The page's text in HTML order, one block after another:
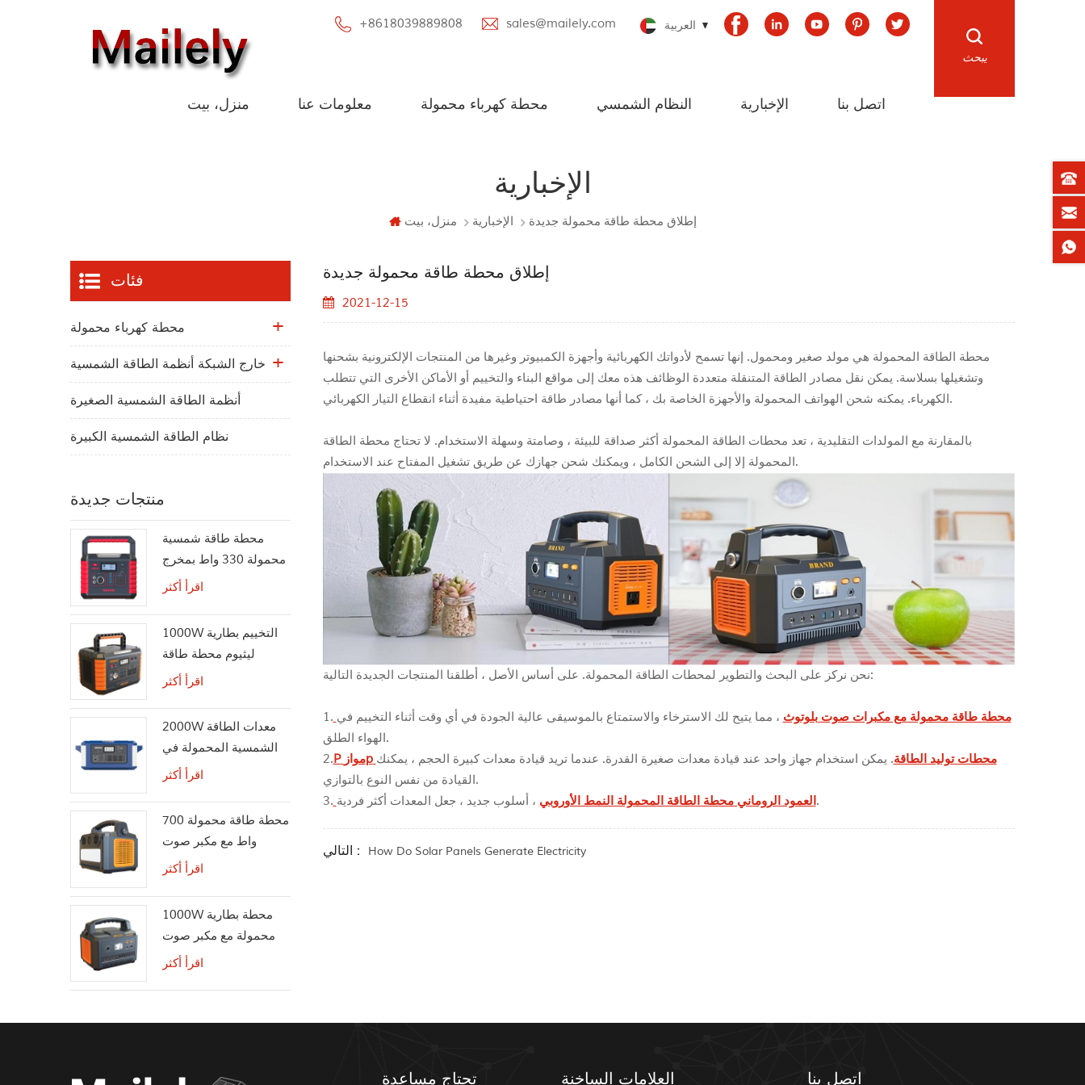
+8618039889808 sales@mailely.com العربية
يبحث
منزل، بيت معلومات عنا محطة كهرباء محمولة النظام الشمسي الإخبارية اتصل بنا
الإخبارية
منزل، بيت الإخبارية إطلاق محطة طاقة محمولة جديدة
إطلاق محطة طاقة محمولة جديدة
2021-12-15
محطة الطاقة المحمولة هي مولد صغير ومحمول. إنها تسمح لأدواتك الكهربائية وأجهزة الكمبيوتر وغيرها من المنتجات الإلكترونية بشحنها
وتشغيلها بسلاسة. يمكن نقل مصادر الطاقة المتنقلة متعددة الوظائف هذه معك إلى مواقع البناء والتخييم أو الأماكن الأخرى التي تتطلب
الكهرباء. يمكنه شحن الهواتف المحمولة والأجهزة الخاصة بك ، كما أنها مصادر طاقة احتياطية مفيدة أثناء انقطاع التيار الكهربائي.
بالمقارنة مع المولدات التقليدية ، تعد محطات الطاقة المحمولة أكثر صداقة للبيئة ، وصامتة وسهلة الاستخدام. لا تحتاج محطة الطاقة
المحمولة إلا إلى الشحن الكامل ، ويمكنك شحن جهازك عن طريق تشغيل المفتاح عند الاستخدام.
نحن نركز على البحث والتطوير لمحطات الطاقة المحمولة. على أساس الأصل ، أطلقنا المنتجات الجديدة التالية:
1. محطة طاقة محمولة مع مكبرات صوت بلوتوث ، مما يتيح لك الاسترخاء والاستمتاع بالموسيقى عالية الجودة في أي وقت أثناء التخييم في
الهواء الطلق.
2.P موازp محطات توليد الطاقة. يمكن استخدام جهاز واحد عند قيادة معدات صغيرة القدرة. عندما تريد قيادة معدات كبيرة الحجم ، يمكنك
القيادة من نفس النوع بالتوازي.
3.
العمود الروماني محطة الطاقة المحمولة النمط الأوروبي، أسلوب جديد ، جعل المعدات أكثر فردية.
التالي : How Do Solar Panels Generate Electricity
فئات
محطة كهرباء محمولة
خارج الشبكة أنظمة الطاقة الشمسية
أنظمة الطاقة الشمسية الصغيرة
نظام الطاقة الشمسية الكبيرة
منتجات جديدة
محطة طاقة شمسية
محمولة 330 واط بمخرج
تيار متردد بموجة جيبية
اقرأ أكثر
1000W التخييم بطارية
ليثيوم محطة طاقة
الطوارئ
اقرأ أكثر
2000W معدات الطاقة
الشمسية المحمولة في
الهواء الطلق مولد للطاقة
اقرأ أكثر
محطة طاقة محمولة 700
واط مع مكبر صوت
بلوتوث لاسلكي
اقرأ أكثر
1000W محطة بطارية
محمولة مع مكبر صوت
بلوتوث
اقرأ أكثر
تحتاج مساعدة العلامات الساخنة اتصل بنا